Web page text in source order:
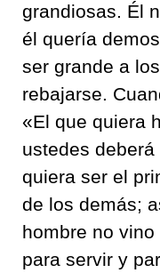
grandiosas. Él
él quería
ser grande a
rebajarse.
«El que quiera
ustedes
quiera ser el
de los demás;
hombre no
para servir y